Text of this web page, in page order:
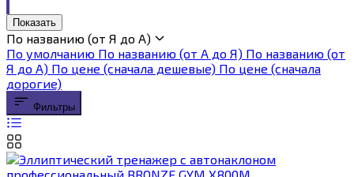
Показать
По названию (от Я до А)
По умолчанию По названию (от А до Я) По названию (от
Я до А) По цене (сначала дешевые) По цене (сначала
дорогие)
Фильтры